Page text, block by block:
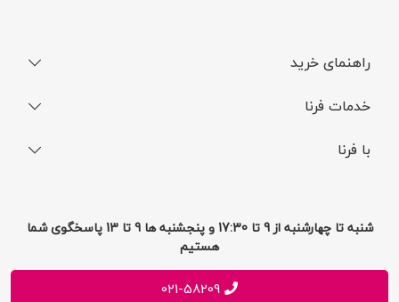
راهنمای خرید
فرایند ارسال سفارش
راهنمای خرید اقساطی
خدمات فرنا
افتخارات فرنا
شرایط و قوانین
با فرنا
فرصت های شغلی
پیشنهادات و انتقادات
شنبه تا چهارشنبه از 9 تا 17:30 و پنجشنبه ها 9 تا 13 پاسخگوی شما
هستیم
021-58209